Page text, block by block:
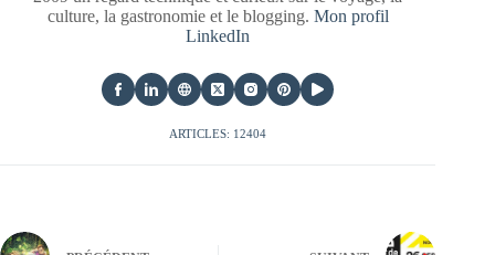
culture, la gastronomie et le blogging. Mon profil
LinkedIn
ARTICLES: 12404